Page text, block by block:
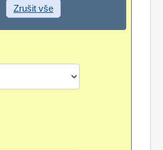
Zrušit vše